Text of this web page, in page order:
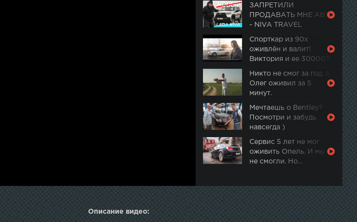
ЗАПРЕТИЛИ
ПРОДАВАТЬ МНЕ АВТО
- NIVA TRAVEL
Спорткар из 90х
оживлён и валит!
Виктория и ее 3000GT.
Никто не смог за год, а
Олег оживил за 5
минут.
Мечтаешь о Bentley?
Посмотри и забудь
навсегда )
Сервис 5 лет не мог
оживить Опель. И мы
не смогли. Но…
Описание видео: